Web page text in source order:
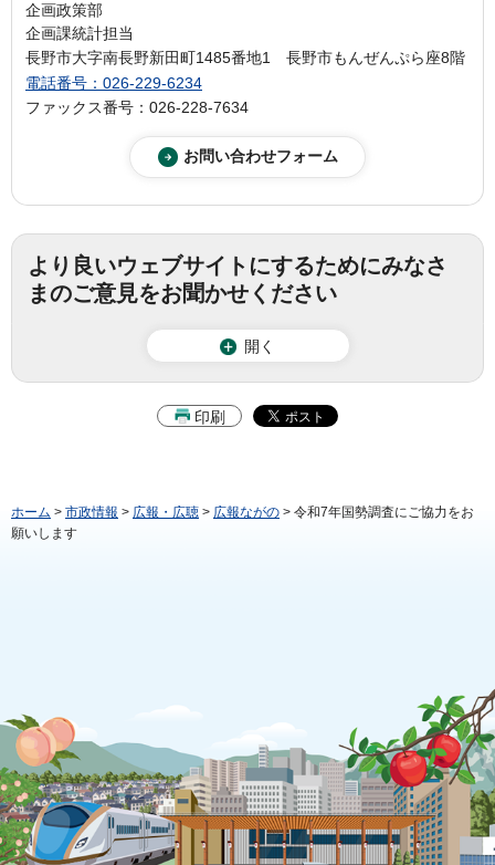
企画政策部
企画課統計担当
長野市大字南長野新田町1485番地1 長野市もんぜんぷら座8階
電話番号：026-229-6234
ファックス番号：026-228-7634
より良いウェブサイトにするためにみなさ
まのご意見をお聞かせください
開く
印刷
ホーム > 市政情報 > 広報・広聴 > 広報ながの > 令和7年国勢調査にご協力をお
願いします